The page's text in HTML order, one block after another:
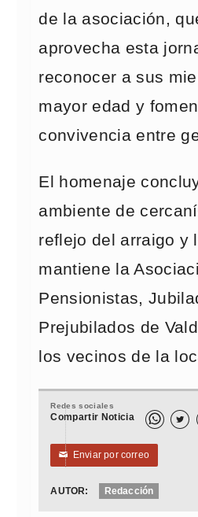
de la asociación,
aprovecha esta
reconocer a sus
mayor edad y
convivencia entre
El homenaje
ambiente de
reflejo del arraigo y
mantiene la
Pensionistas,
Prejubilados de
los vecinos de la
Redes sociales
Compartir Noticia 
✉ Enviar por correo
AUTOR: Redacción